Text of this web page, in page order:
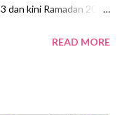
dan kini Ramadan 2024
sebelum
READ MORE